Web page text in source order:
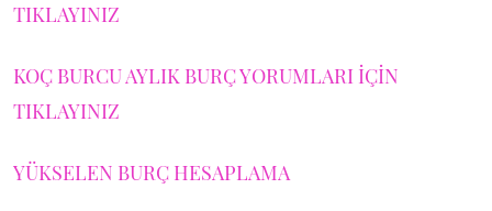
TIKLAYINIZ
KOÇ BURCU AYLIK BURÇ YORUMLARI İÇİN
TIKLAYINIZ
YÜKSELEN BURÇ HESAPLAMA